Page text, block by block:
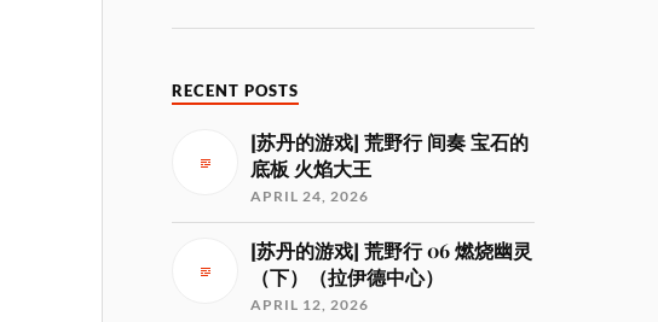
RECENT POSTS
[苏丹的游戏] 荒野行 间奏 宝石的
底板 火焰大王
APRIL 24, 2026
[苏丹的游戏] 荒野行 06 燃烧幽灵
（下）（拉伊德中心）
APRIL 12, 2026